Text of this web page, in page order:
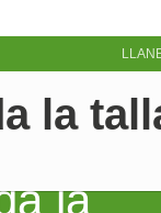
la